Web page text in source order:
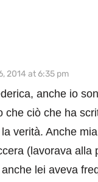
2014 at 6:35 pm
anche io
che ciò che ha
verità. Anche
(lavorava alla
lei aveva